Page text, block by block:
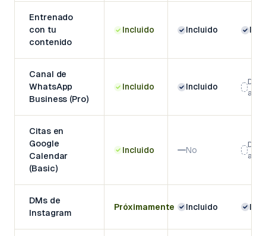
Entrenado
con tu
contenido
Incluido Incluido
Canal de
WhatsApp
Business (Pro)
Incluido Incluido
De
Citas en
Google
Calendar
(Basic)
Incluido No
De
DMs de
Instagram
Próximamente Incluido